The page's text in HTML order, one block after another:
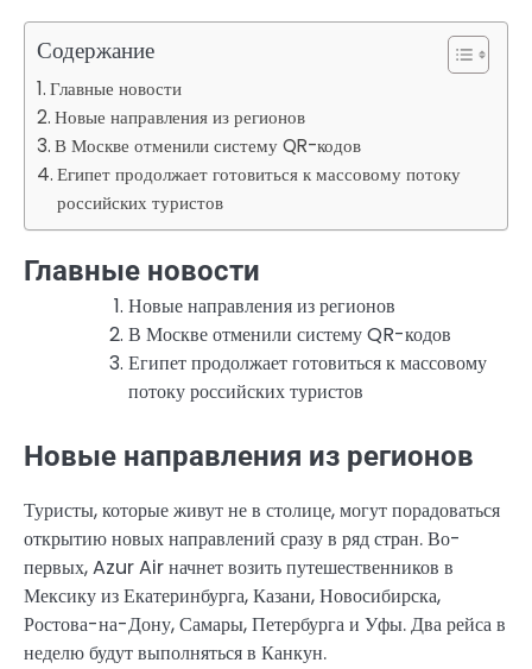
Содержание
Главные новости
Новые направления из регионов
В Москве отменили систему QR-кодов
Египет продолжает готовиться к массовому потоку
российских туристов
Главные новости
Новые направления из регионов
В Москве отменили систему QR-кодов
Египет продолжает готовиться к массовому
потоку российских туристов
Новые направления из регионов
Туристы, которые живут не в столице, могут порадоваться
открытию новых направлений сразу в ряд стран. Во-
первых, Azur Air начнет возить путешественников в
Мексику из Екатеринбурга, Казани, Новосибирска,
Ростова-на-Дону, Самары, Петербурга и Уфы. Два рейса в
неделю будут выполняться в Канкун.